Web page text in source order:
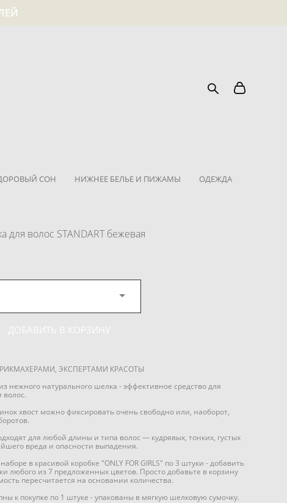
СОН НИЖНЕЕ БЕЛЬЕ И ПИЖАМЫ
ОДЕЖДА
для волос STANDART бежевая
ДОБАВИТЬ В КОРЗИНУ
ЭКСПЕРТАМИ КРАСОТЫ
нежного натурального шелка - эффективное средство для
хвост можно фиксировать очень свободно или, наоборот,
для любой длины и типа волос — кудрявых, тонких, густых
вреда и опасности выпадения.
в красивой коробке "ONLY FOR GIRLS" по 3 штуки - добавить
любого из 7 предложенных цветов. Просто добавьте в корзину
пересчитается на основании количества.
к покупке по 1 штуке - упакованы в мягкую шелковую сумочку.